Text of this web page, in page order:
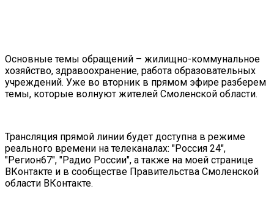
Основные темы обращений – жилищно-коммунальное
хозяйство, здравоохранение, работа образовательных
учреждений. Уже во вторник в прямом эфире разберем
темы, которые волнуют жителей Смоленской области.
Трансляция прямой линии будет доступна в режиме
реального времени на телеканалах: "Россия 24",
"Регион67", "Радио России", а также на моей странице
ВКонтакте и в сообществе Правительства Смоленской
области ВКонтакте.